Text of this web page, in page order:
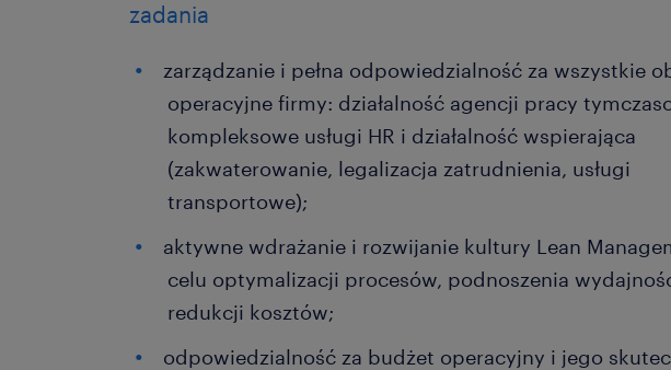
zadania
zarządzanie i pełna odpowiedzialność za wszystkie
operacyjne firmy: działalność agencji pracy
kompleksowe usługi HR i działalność wspierająca
(zakwaterowanie, legalizacja zatrudnienia, usługi
transportowe);
aktywne wdrażanie i rozwijanie kultury Lean
celu optymalizacji procesów, podnoszenia
redukcji kosztów;
odpowiedzialność za budżet operacyjny i jego